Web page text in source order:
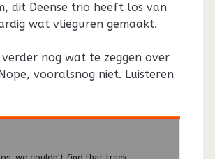
dit Deense trio heeft los van
wat vlieguren gemaakt.
nog wat te zeggen over
vooralsnog niet. Luisteren